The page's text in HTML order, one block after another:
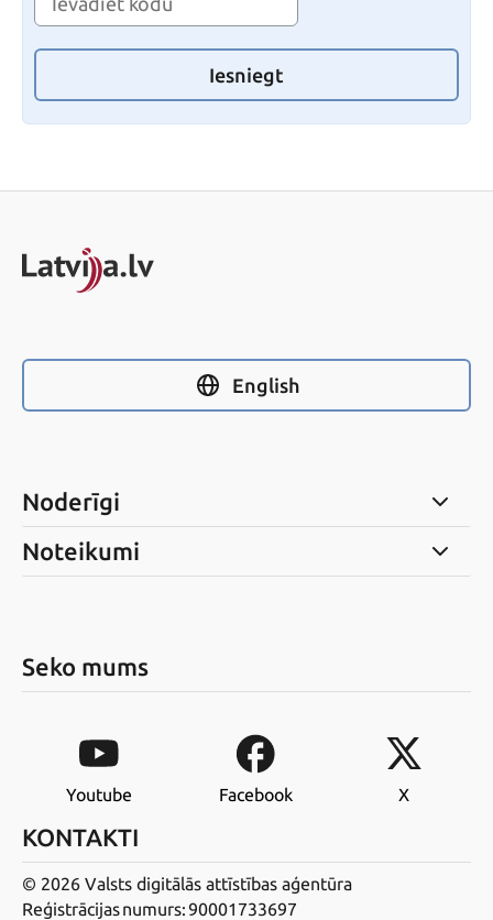
Iesniegt
English
Noderīgi
Noteikumi
Seko mums
Youtube Facebook X
KONTAKTI
© 2026 Valsts digitālās attīstības aģentūra
Reģistrācijas numurs: 90001733697